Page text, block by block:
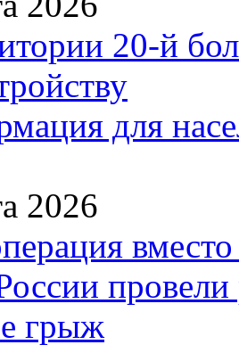
20-й
для
2026
провели
грыж